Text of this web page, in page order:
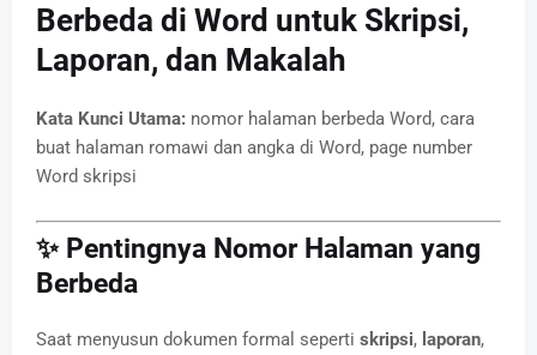
Berbeda di Word untuk Skripsi,
Laporan, dan Makalah
Kata Kunci Utama: nomor halaman berbeda Word, cara
buat halaman romawi dan angka di Word, page number
Word skripsi
✨ Pentingnya Nomor Halaman yang
Berbeda
Saat menyusun dokumen formal seperti skripsi, laporan,